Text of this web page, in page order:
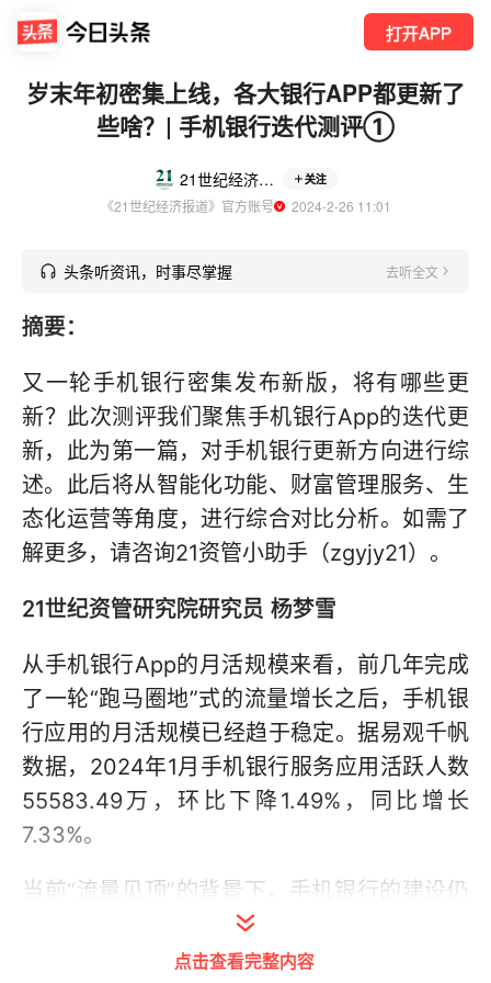
打开APP
岁末年初密集上线，各大银行APP都更新了
些啥？| 手机银行迭代测评①
21世纪经济报道 关注
《21世纪经济报道》官方账号
  2024-2-26 11:01
头条听资讯，时事尽掌握 去听全文
摘要：
又一轮手机银行密集发布新版，将有哪些更
新？此次测评我们聚焦手机银行App的迭代更
新，此为第一篇，对手机银行更新方向进行综
述。此后将从智能化功能、财富管理服务、生
态化运营等角度，进行综合对比分析。如需了
解更多，请咨询21资管小助手（zgyjy21）。
21世纪资管研究院研究员 杨梦雪
从手机银行App的月活规模来看，前几年完成
了一轮“跑马圈地”式的流量增长之后，手机银
行应用的月活规模已经趋于稳定。据易观千帆
数据，2024年1月手机银行服务应用活跃人数
55583.49万，环比下降1.49%，同比增长
7.33%。
当前“流量见顶”的背景下，手机银行的建设仍
然是银行数字化转型的重点，也是体现银行服
务水平的一个重要窗口，手机银行的迭代更
点击查看完整内容